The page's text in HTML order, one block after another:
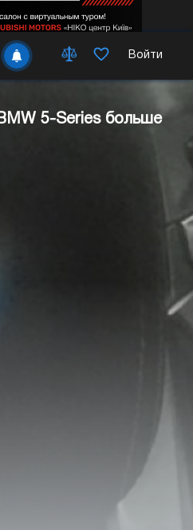
Войти
5-Series больше